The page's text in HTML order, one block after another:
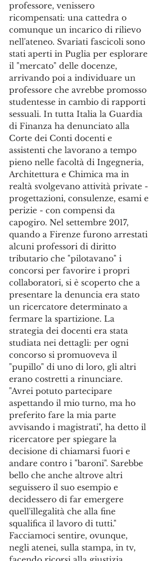
professore, venissero
ricompensati: una cattedra o
comunque un incarico di rilievo
nell'ateneo. Svariati fascicoli sono
stati aperti in Puglia per esplorare
il "mercato" delle docenze,
arrivando poi a individuare un
professore che avrebbe promosso
studentesse in cambio di rapporti
sessuali. In tutta Italia la Guardia
di Finanza ha denunciato alla
Corte dei Conti docenti e
assistenti che lavorano a tempo
pieno nelle facoltà di Ingegneria,
Architettura e Chimica ma in
realtà svolgevano attività private -
progettazioni, consulenze, esami e
perizie - con compensi da
capogiro. Nel settembre 2017,
quando a Firenze furono arrestati
alcuni professori di diritto
tributario che "pilotavano" i
concorsi per favorire i propri
collaboratori, si è scoperto che a
presentare la denuncia era stato
un ricercatore determinato a
fermare la spartizione. La
strategia dei docenti era stata
studiata nei dettagli: per ogni
concorso si promuoveva il
"pupillo" di uno di loro, gli altri
erano costretti a rinunciare.
"Avrei potuto partecipare
aspettando il mio turno, ma ho
preferito fare la mia parte
avvisando i magistrati", ha detto il
ricercatore per spiegare la
decisione di chiamarsi fuori e
andare contro i "baroni". Sarebbe
bello che anche altrove altri
seguissero il suo esempio e
decidessero di far emergere
quell'illegalità che alla fine
squalifica il lavoro di tutti."
Facciamoci sentire, ovunque,
negli atenei, sulla stampa, in tv,